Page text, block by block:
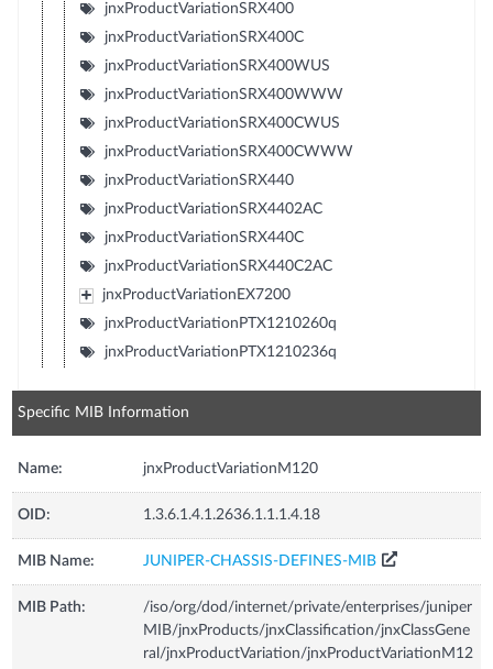
jnxProductVariationSRX400
jnxProductVariationSRX400C
jnxProductVariationSRX400WUS
jnxProductVariationSRX400WWW
jnxProductVariationSRX400CWUS
jnxProductVariationSRX400CWWW
jnxProductVariationSRX440
jnxProductVariationSRX4402AC
jnxProductVariationSRX440C
jnxProductVariationSRX440C2AC
jnxProductVariationEX7200
jnxProductVariationPTX1210260q
jnxProductVariationPTX1210236q
Specific MIB Information
Name: jnxProductVariationM120
OID: 1.3.6.1.4.1.2636.1.1.1.4.18
MIB Name: JUNIPER-CHASSIS-DEFINES-MIB
MIB Path:
/iso/org/dod/internet/private/enterprises/juniper
MIB/jnxProducts/jnxClassification/jnxClassGene
ral/jnxProductVariation/jnxProductVariationM12